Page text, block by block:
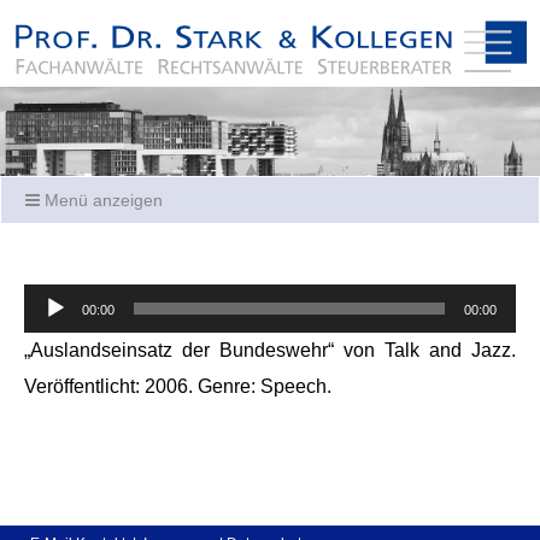
Menü anzeigen
Audio-
Player
00:00 00:00
„Auslandseinsatz der Bundeswehr“ von Talk and Jazz.
Veröffentlicht: 2006. Genre: Speech.